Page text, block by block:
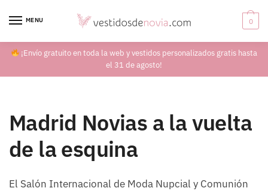
MENU 0
¡Envío gratuito en toda la web y vestidos personalizados gratis hasta
el 31 de agosto!
Madrid Novias a la vuelta
de la esquina
El Salón Internacional de Moda Nupcial y Comunión